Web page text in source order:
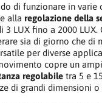
di funzionare in varie
alla regolazione della
3 LUX fino a 2000 LUX.
sia di giorno che di
per diverse
copre un
regolabile tra 5 e
di grandi dimensioni o